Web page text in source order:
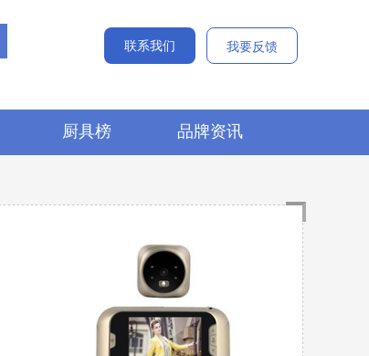
联系我们
我要反馈
厨具榜 品牌资讯